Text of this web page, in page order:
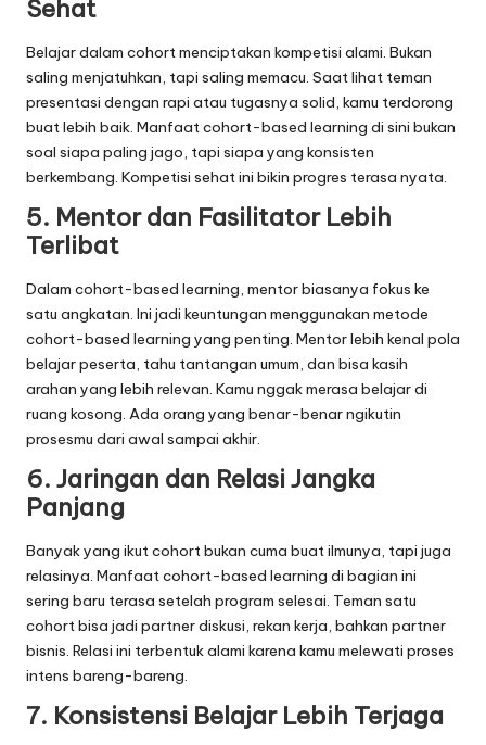
Sehat
Belajar dalam cohort menciptakan kompetisi alami. Bukan
saling menjatuhkan, tapi saling memacu. Saat lihat teman
presentasi dengan rapi atau tugasnya solid, kamu terdorong
buat lebih baik. Manfaat cohort-based learning di sini bukan
soal siapa paling jago, tapi siapa yang konsisten
berkembang. Kompetisi sehat ini bikin progres terasa nyata.
5. Mentor dan Fasilitator Lebih
Terlibat
Dalam cohort-based learning, mentor biasanya fokus ke
satu angkatan. Ini jadi keuntungan menggunakan metode
cohort-based learning yang penting. Mentor lebih kenal pola
belajar peserta, tahu tantangan umum, dan bisa kasih
arahan yang lebih relevan. Kamu nggak merasa belajar di
ruang kosong. Ada orang yang benar-benar ngikutin
prosesmu dari awal sampai akhir.
6. Jaringan dan Relasi Jangka
Panjang
Banyak yang ikut cohort bukan cuma buat ilmunya, tapi juga
relasinya. Manfaat cohort-based learning di bagian ini
sering baru terasa setelah program selesai. Teman satu
cohort bisa jadi partner diskusi, rekan kerja, bahkan partner
bisnis. Relasi ini terbentuk alami karena kamu melewati proses
intens bareng-bareng.
7. Konsistensi Belajar Lebih Terjaga